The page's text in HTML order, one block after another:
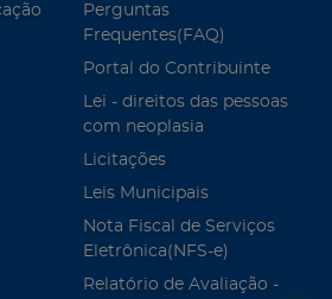
Perguntas
Frequentes(FAQ)
Portal do Contribuinte
Lei - direitos das pessoas
com neoplasia
Licitações
Leis Municipais
Nota Fiscal de Serviços
Eletrônica(NFS-e)
Relatório de Avaliação -